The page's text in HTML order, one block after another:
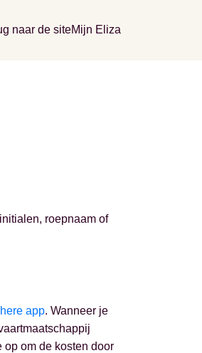
naar de siteMijn Eliza
roepnaam of
app. Wanneer je
op om de kosten door